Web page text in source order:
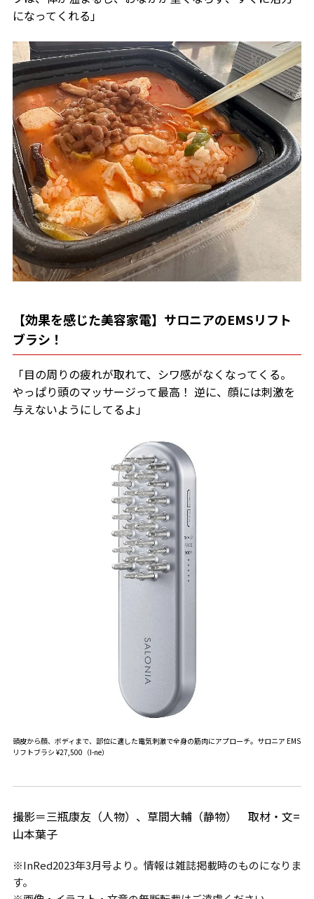
になってくれる」
【効果を感じた美容家電】サロニアのEMSリフト
ブラシ！
「目の周りの疲れが取れて、シワ感がなくなってくる。
やっぱり頭のマッサージって最高！ 逆に、顔には刺激を
与えないようにしてるよ」
頭皮から顔、ボディまで、部位に適した電気刺激で全身の筋肉にアプローチ。サロニア EMS
リフトブラシ ¥27,500（I-ne）
撮影＝三瓶康友（人物）、草間大輔（静物） 取材・文=
山本葉子
※InRed2023年3月号より。情報は雑誌掲載時のものになりま
す。